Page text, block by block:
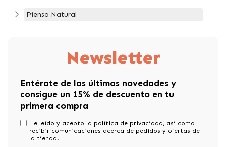
Pienso Natural
Newsletter
Entérate de las últimas novedades y
consigue un 15% de descuento en tu
primera compra
He leído y acepto la política de privacidad, asi como
recibir comunicaciones acerca de pedidos y ofertas de
la tienda.